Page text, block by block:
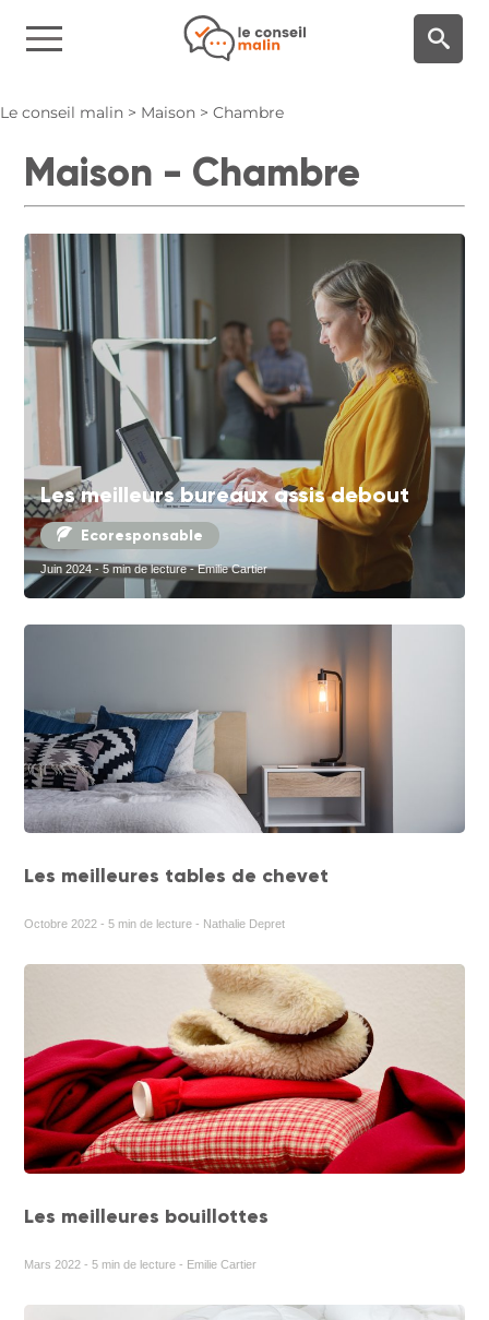
Le conseil malin > Maison > Chambre
Maison - Chambre
Les meilleurs bureaux assis debout
Ecoresponsable
Juin 2024 - 5 min de lecture - Emilie Cartier
Les meilleures tables de chevet
Octobre 2022 - 5 min de lecture - Nathalie Depret
Les meilleures bouillottes
Mars 2022 - 5 min de lecture - Emilie Cartier